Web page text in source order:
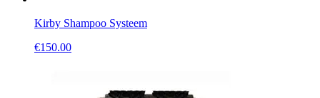
Kirby Shampoo Systeem
€150.00